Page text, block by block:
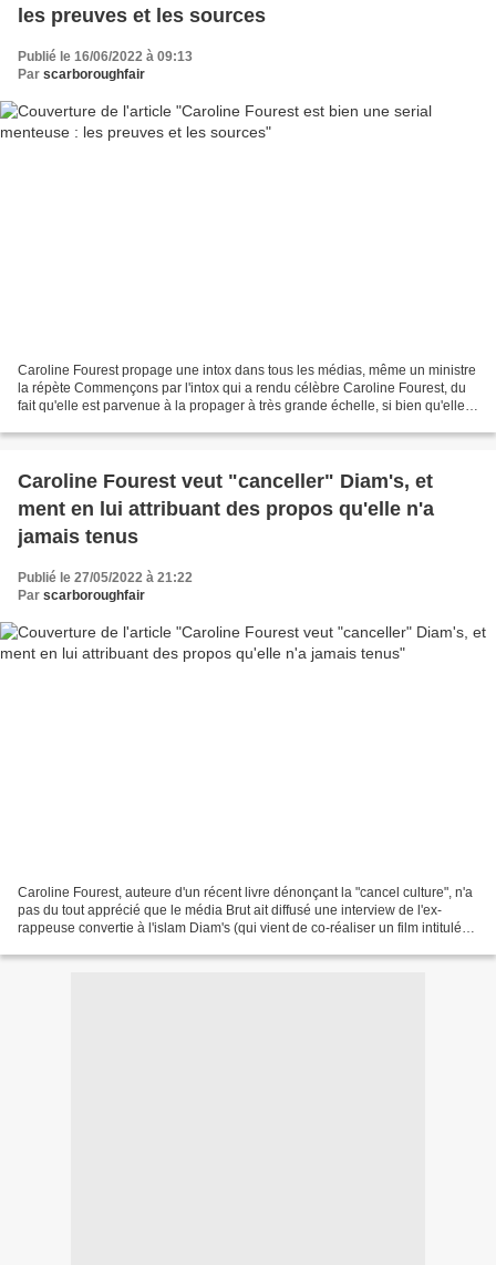
les preuves et les sources
Publié le 16/06/2022 à 09:13
Par scarboroughfair
Caroline Fourest propage une intox dans tous les médias, même un ministre
la répète Commençons par l'intox qui a rendu célèbre Caroline Fourest, du
fait qu'elle est parvenue à la propager à très grande échelle, si bien qu'elle a
Caroline Fourest veut "canceller" Diam's, et
ment en lui attribuant des propos qu'elle n'a
jamais tenus
Publié le 27/05/2022 à 21:22
Par scarboroughfair
Caroline Fourest, auteure d'un récent livre dénonçant la "cancel culture", n'a
pas du tout apprécié que le média Brut ait diffusé une interview de l'ex-
rappeuse convertie à l'islam Diam's (qui vient de co-réaliser un film intitulé